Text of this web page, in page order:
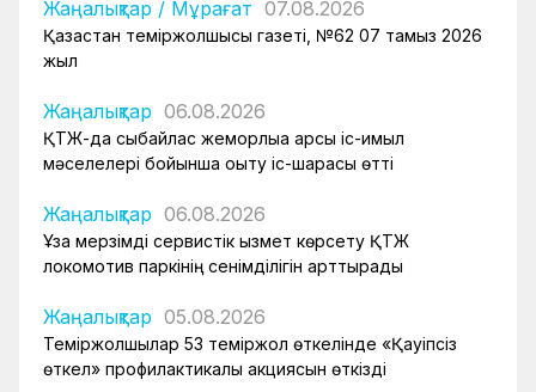
Жаңалықтар / Мұрағат 07.08.2026
Қазақстан теміржолшысы газеті, №62 07 тамыз 2026
жыл
Жаңалықтар 06.08.2026
ҚТЖ-да сыбайлас жемқорлыққа қарсы іс-қимыл
мәселелері бойынша оқыту іс-шарасы өтті
Жаңалықтар 06.08.2026
Ұзақ мерзімді сервистік қызмет көрсету ҚТЖ
локомотив паркінің сенімділігін арттырады
Жаңалықтар 05.08.2026
Теміржолшылар 53 теміржол өткелінде «Қауіпсіз
өткел» профилактикалық акциясын өткізді